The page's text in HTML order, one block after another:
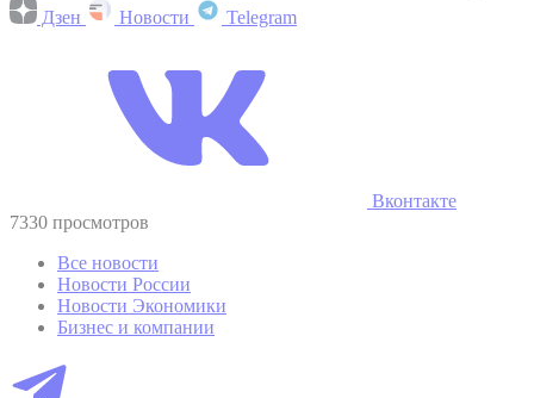
Дзен Новости Telegram
Вконтакте
7330 просмотров
Все новости
Новости России
Новости Экономики
Бизнес и компании